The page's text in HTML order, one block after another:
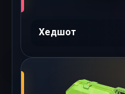
Хедшот